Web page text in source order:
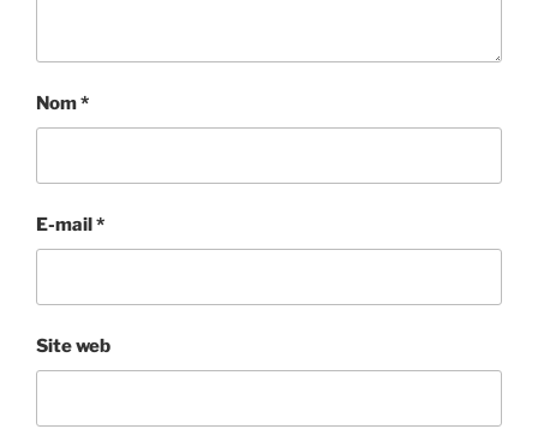
Nom*
E-mail *
Site web